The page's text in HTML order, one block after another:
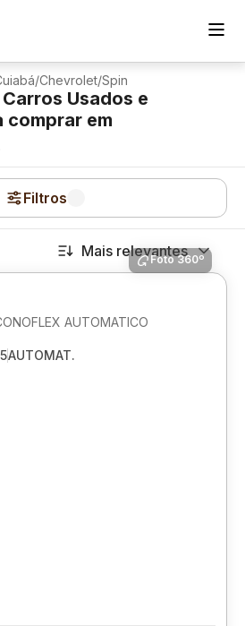
/Chevrolet/Spin
Usados e
comprar em
Filtros
Mais relevantes
Foto 360º
AUTOMATICO
AUTOMAT.